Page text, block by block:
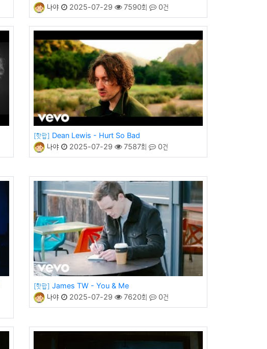
나야
2025-07-29 7590회 0건
[핫팝] Dean Lewis - Hurt So Bad
나야
2025-07-29 7587회 0건
[핫팝] James TW - You & Me
나야
2025-07-29 7620회 0건